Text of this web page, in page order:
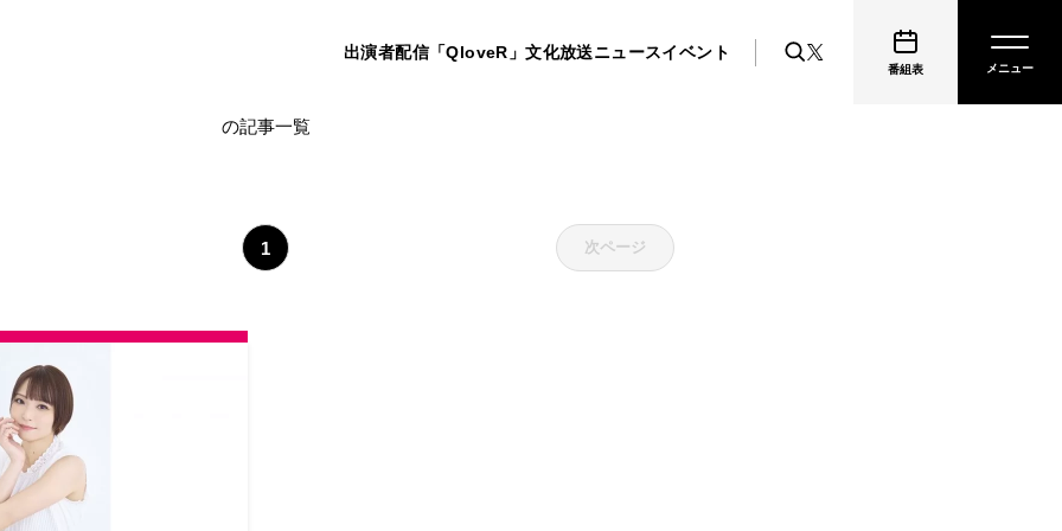
出演者配信「QloveR」文化放送ニュースイベント
番組表
の記事一覧
1 次ページ